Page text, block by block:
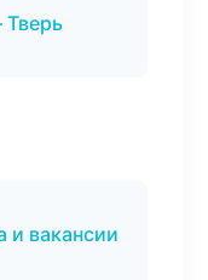
Тверь
и вакансии